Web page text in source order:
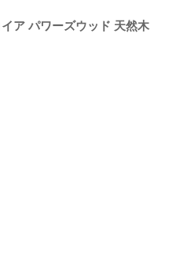
ア パワーズウッド 天然木